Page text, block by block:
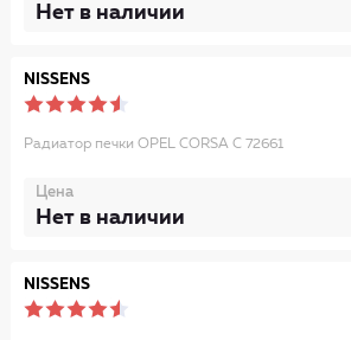
Нет в наличии
NISSENS
Радиатор печки OPEL CORSA C 72661
Цена
Нет в наличии
NISSENS